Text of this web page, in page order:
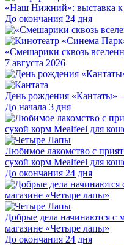
«Наш Нижний»: выставка к
До окончания 24 дня
«Смешарики сквозь
7 августа 2026
День рождения «Кантаты»
До начала 3 дня
Любимое лакомство с
сухой корм Mealfeel для
До окончания 24 дня
Добрые дела начинаются с
магазине «Четыре лапы»
До окончания 24 дня